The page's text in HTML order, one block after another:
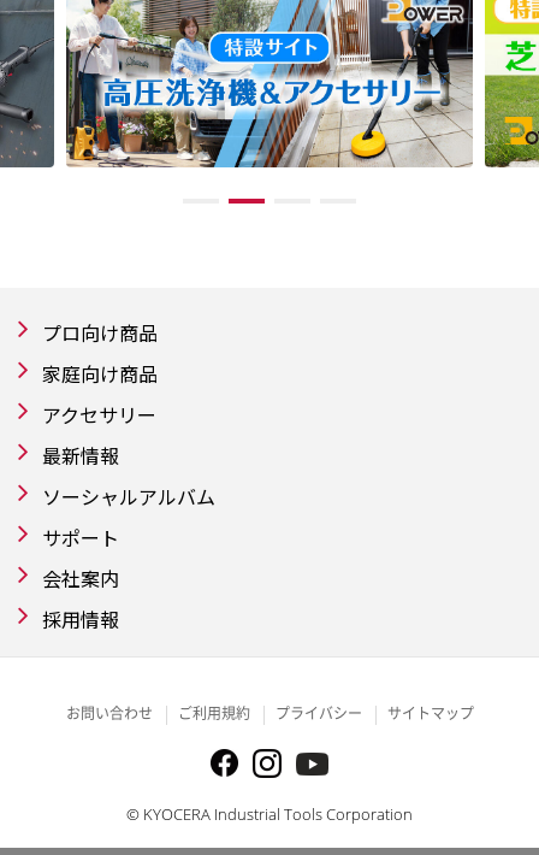
プロ向け商品
家庭向け商品
アクセサリー
最新情報
ソーシャルアルバム
サポート
会社案内
採用情報
お問い合わせ ご利用規約 プライバシー サイトマップ
© KYOCERA Industrial Tools Corporation